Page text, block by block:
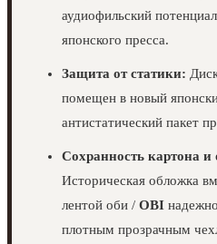
аудиофильский
японского пресса.
Защита от статики:
помещен в новый
антистатический пакет
Сохранность картона и
Историческая обложка
лентой оби / OBI
плотным прозрачным